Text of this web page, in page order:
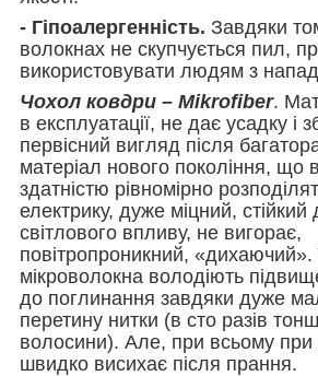
- Гіпоалергенність. Завдяки
волокнах не скупчується пил,
використовувати людям з
Чохол ковдри – Mikrofiber.
в експлуатації, не дає усадку і
первісний вигляд після
матеріал нового покоління, що
здатністю рівномірно
електрику, дуже міцний, стійкий
світлового впливу, не вигорає,
повітропроникний, «дихаючий».
мікроволокна володіють
до поглинання завдяки дуже
перетину нитки (в сто разів
волосини). Але, при всьому
швидко висихає після прання.